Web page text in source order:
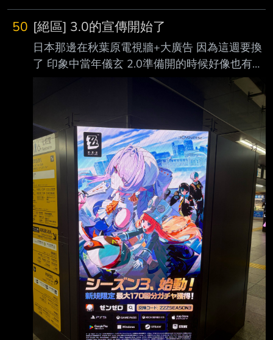
50 [絕區] 3.0的宣傳開始了
日本那邊在秋葉原電視牆+大廣告 因為這週要換
了 印象中當年儀玄 2.0準備開的時候好像也有
https://i.imgur.com/oZbfCEe.jpeg
https://i.imgur.com/qh9xexs.jpeg 另外三小隻合
作的時候有放這種大牆的(但當時沒電視牆)
https://i.imgur.com/kwRkuk6.jpeg 不過這樣周年
宣傳的額度好像提前用掉了(這邊通常只會放一
週) 也可能跟鐵道一樣改在池袋那邊辦合作吧 或
是又是去澀谷 羅斯凱利法準備要開幕了 之後換
週年 鐵道週年線下辦的